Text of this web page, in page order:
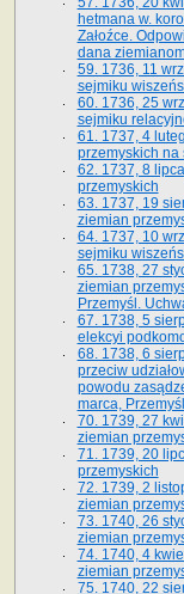
hetmana w.
Załoźce.
dana
59. 1736, 11
sejmiku
60. 1736, 25
sejmiku
61. 1737, 4
przemyskich na
62. 1737, 8
przemyskich
63. 1737, 19
ziemian
64. 1737, 10
sejmiku
65. 1738, 27
ziemian
Przemyśl.
67. 1738, 5
elekcyi
68. 1738, 6
przeciw
powodu
marca,
70. 1739, 27
ziemian
71. 1739, 20
przemyskich
72. 1739, 2
ziemian
73. 1740, 26
ziemian
74. 1740, 4
ziemian
75. 1740, 22